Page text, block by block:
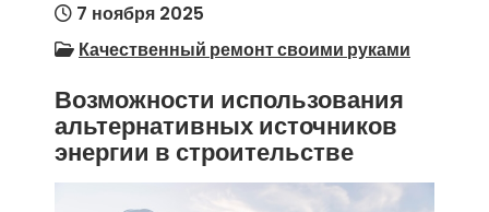
7 ноября 2025
Качественный ремонт своими руками
Возможности использования
альтернативных источников
энергии в строительстве